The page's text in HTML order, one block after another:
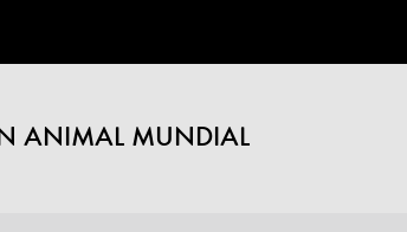
ANIMAL MUNDIAL